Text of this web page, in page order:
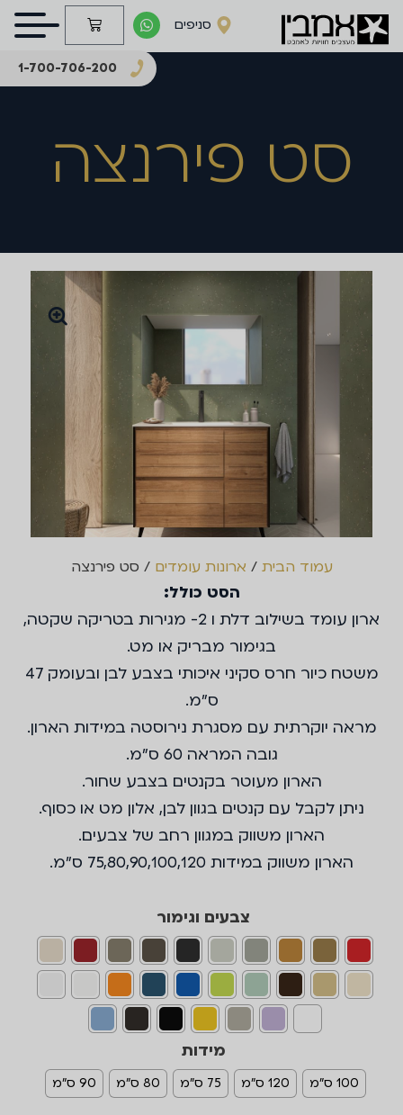
סניפים
1-700-706-200
סט פירנצה
עמוד הבית / ארונות עומדים / סט פירנצה
הסט כולל:
ארון עומד בשילוב דלת ו 2- מגירות בטריקה שקטה,
בגימור מבריק או מט.
משטח כיור חרס סקיני איכותי בצבע לבן ובעומק 47
ס"מ.
מראה יוקרתית עם מסגרת נירוסטה במידות הארון.
גובה המראה 60 ס"מ.
הארון מעוטר בקנטים בצבע שחור.
ניתן לקבל עם קנטים בגוון לבן, אלון מט או כסוף.
הארון משווק במגוון רחב של צבעים.
הארון משווק במידות 75,80,90,100,120 ס"מ.
צבעים וגימור
מידות
100 ס"מ 120 ס"מ 75 ס"מ 80 ס"מ 90 ס"מ